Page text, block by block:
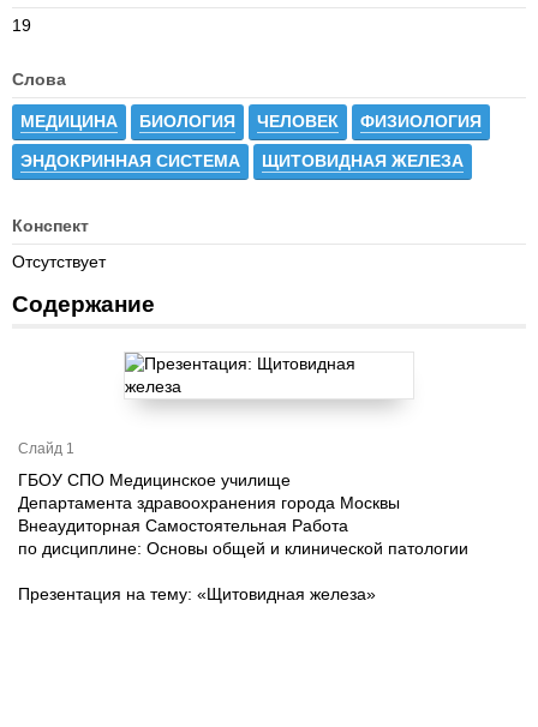
19
Слова
МЕДИЦИНА БИОЛОГИЯ ЧЕЛОВЕК ФИЗИОЛОГИЯ
ЭНДОКРИННАЯ СИСТЕМА ЩИТОВИДНАЯ ЖЕЛЕЗА
Конспект
Отсутствует
Содержание
Слайд 1
ГБОУ СПО Медицинское училище
Департамента здравоохранения города Москвы
Внеаудиторная Самостоятельная Работа
по дисциплине: Основы общей и клинической патологии
Презентация на тему: «Щитовидная железа»